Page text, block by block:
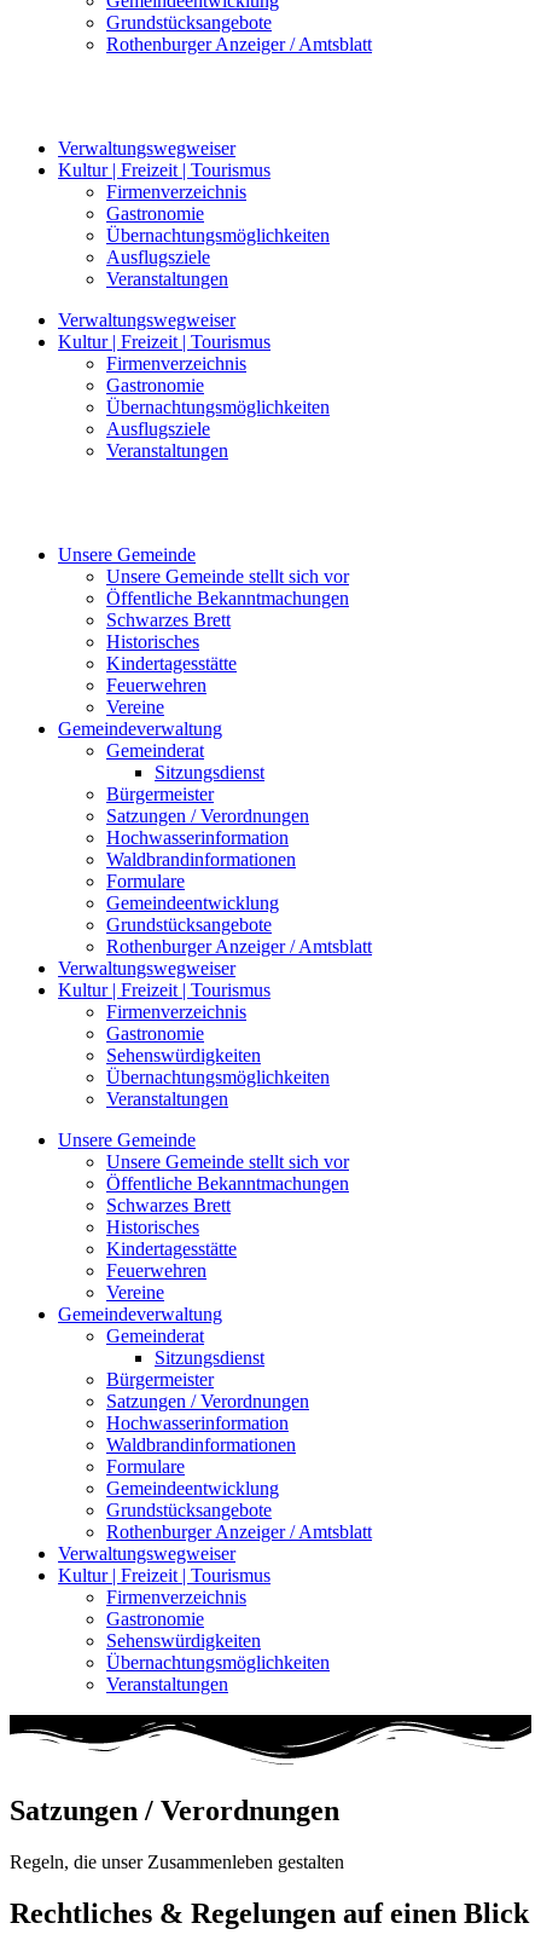
Grundstücksangebote
Rothenburger Anzeiger / Amtsblatt
Verwaltungswegweiser
Kultur | Freizeit | Tourismus
Firmenverzeichnis
Gastronomie
Übernachtungsmöglichkeiten
Ausflugsziele
Veranstaltungen
Verwaltungswegweiser
Kultur | Freizeit | Tourismus
Firmenverzeichnis
Gastronomie
Übernachtungsmöglichkeiten
Ausflugsziele
Veranstaltungen
Unsere Gemeinde
Unsere Gemeinde stellt sich vor
Öffentliche Bekanntmachungen
Schwarzes Brett
Historisches
Kindertagesstätte
Feuerwehren
Vereine
Gemeindeverwaltung
Gemeinderat
Sitzungsdienst
Bürgermeister
Satzungen / Verordnungen
Hochwasserinformation
Waldbrandinformationen
Formulare
Gemeindeentwicklung
Grundstücksangebote
Rothenburger Anzeiger / Amtsblatt
Verwaltungswegweiser
Kultur | Freizeit | Tourismus
Firmenverzeichnis
Gastronomie
Sehenswürdigkeiten
Übernachtungsmöglichkeiten
Veranstaltungen
Unsere Gemeinde
Unsere Gemeinde stellt sich vor
Öffentliche Bekanntmachungen
Schwarzes Brett
Historisches
Kindertagesstätte
Feuerwehren
Vereine
Gemeindeverwaltung
Gemeinderat
Sitzungsdienst
Bürgermeister
Satzungen / Verordnungen
Hochwasserinformation
Waldbrandinformationen
Formulare
Gemeindeentwicklung
Grundstücksangebote
Rothenburger Anzeiger / Amtsblatt
Verwaltungswegweiser
Kultur | Freizeit | Tourismus
Firmenverzeichnis
Gastronomie
Sehenswürdigkeiten
Übernachtungsmöglichkeiten
Veranstaltungen
Satzungen / Verordnungen
Regeln, die unser Zusammenleben gestalten
Rechtliches & Regelungen auf einen Blick